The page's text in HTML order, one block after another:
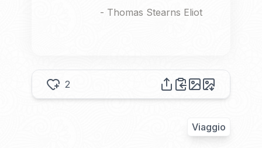
- Thomas Stearns Eliot
2
Viaggio